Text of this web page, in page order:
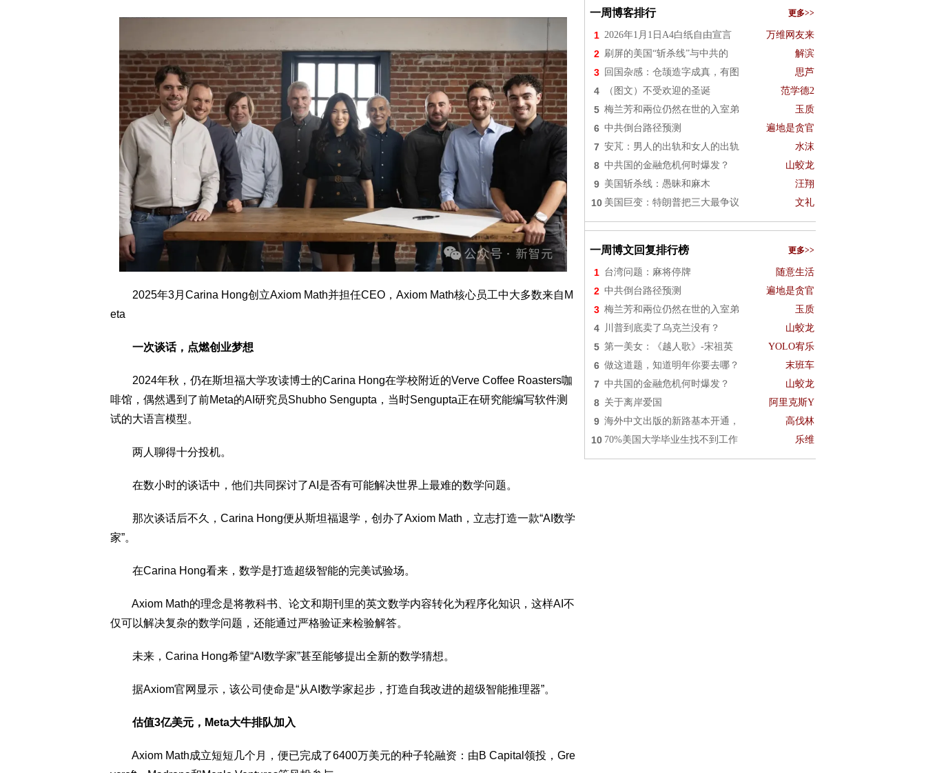
2025年3月Carina Hong创立Axiom Math并担任CEO，Axiom Math核心员工中大多数来自M
eta
一次谈话，点燃创业梦想
2024年秋，仍在斯坦福大学攻读博士的Carina Hong在学校附近的Verve Coffee Roasters咖
啡馆，偶然遇到了前Meta的AI研究员Shubho Sengupta，当时Sengupta正在研究能编写软件测
试的大语言模型。
两人聊得十分投机。
在数小时的谈话中，他们共同探讨了AI是否有可能解决世界上最难的数学问题。
那次谈话后不久，Carina Hong便从斯坦福退学，创办了Axiom Math，立志打造一款“AI数学
家”。
在Carina Hong看来，数学是打造超级智能的完美试验场。
Axiom Math的理念是将教科书、论文和期刊里的英文数学内容转化为程序化知识，这样AI不
仅可以解决复杂的数学问题，还能通过严格验证来检验解答。
未来，Carina Hong希望“AI数学家”甚至能够提出全新的数学猜想。
据Axiom官网显示，该公司使命是“从AI数学家起步，打造自我改进的超级智能推理器”。
估值3亿美元，Meta大牛排队加入
Axiom Math成立短短几个月，便已完成了6400万美元的种子轮融资：由B Capital领投，Gre
一周博客排行 更多>>
1 2026年1月1日A4白纸自由宣言 万维网友来
2 刷屏的美国“斩杀线”与中共的 解滨
3 回国杂感：仓颉造字成真，有图 思芦
4 （图文）不受欢迎的圣诞 范学德2
5 梅兰芳和兩位仍然在世的入室弟 玉质
6 中共倒台路径预测 遍地是贪官
7 安芃：男人的出轨和女人的出轨 水沫
8 中共国的金融危机何时爆发？ 山蛟龙
9 美国斩杀线：愚昧和麻木 汪翔
10 美国巨变：特朗普把三大最争议 文礼
一周博文回复排行榜 更多>>
1 台湾问题：麻将停牌 随意生活
2 中共倒台路径预测 遍地是贪官
3 梅兰芳和兩位仍然在世的入室弟 玉质
4 川普到底卖了乌克兰没有？ 山蛟龙
5 第一美女：《越人歌》-宋祖英 YOLO宥乐
6 做这道题，知道明年你要去哪？ 末班车
7 中共国的金融危机何时爆发？ 山蛟龙
8 关于离岸爱国 阿里克斯Y
9 海外中文出版的新路基本开通， 高伐林
10 70%美国大学毕业生找不到工作 乐维